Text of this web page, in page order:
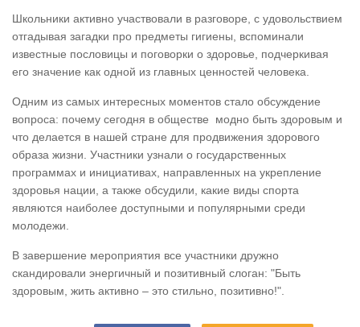
Школьники активно участвовали в разговоре, с удовольствием
отгадывая загадки про предметы гигиены, вспоминали
известные пословицы и поговорки о здоровье, подчеркивая
его значение как одной из главных ценностей человека.
Одним из самых интересных моментов стало обсуждение
вопроса: почему сегодня в обществе модно быть здоровым и
что делается в нашей стране для продвижения здорового
образа жизни. Участники узнали о государственных
программах и инициативах, направленных на укрепление
здоровья нации, а также обсудили, какие виды спорта
являются наиболее доступными и популярными среди
молодежи.
В завершение мероприятия все участники дружно
скандировали энергичный и позитивный слоган: "Быть
здоровым, жить активно – это стильно, позитивно!".